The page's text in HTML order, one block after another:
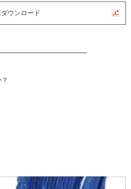
ウンロード